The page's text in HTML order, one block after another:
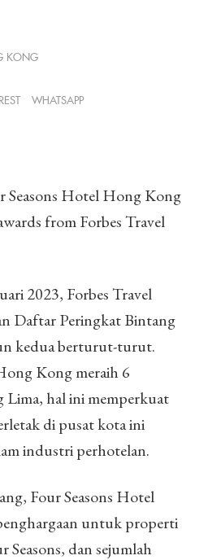
KONG
WHATSAPP
Seasons Hotel Hong Kong
from Forbes Travel
2023, Forbes Travel
Daftar Peringkat Bintang
kedua berturut-turut.
Kong meraih 6
Lima, hal ini memperkuat
di pusat kota ini
industri perhotelan.
Four Seasons Hotel
untuk properti
Seasons, dan sejumlah